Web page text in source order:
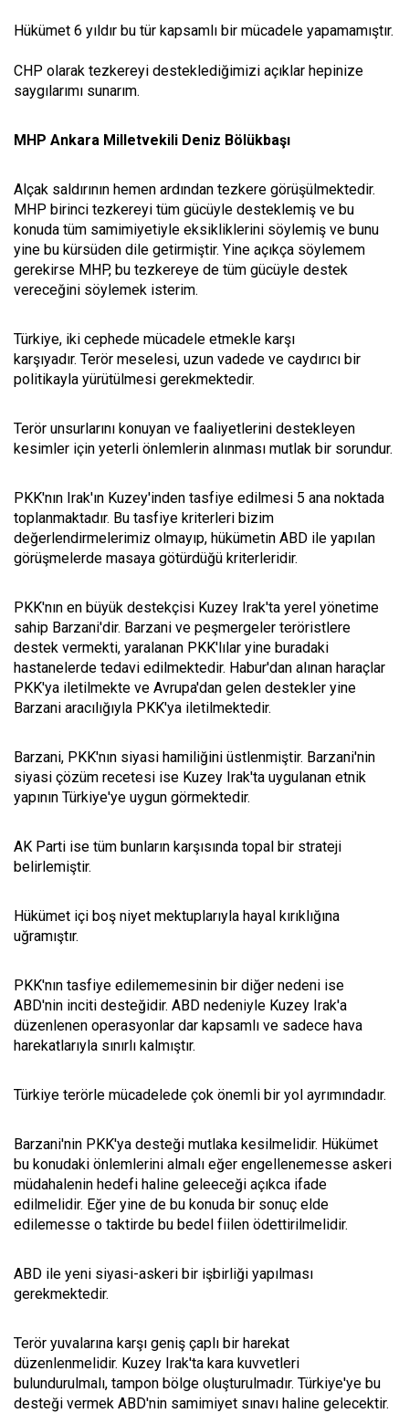
Hükümet 6 yıldır bu tür kapsamlı bir mücadele yapamamıştır.
CHP olarak tezkereyi desteklediğimizi açıklar hepinize
saygılarımı sunarım.
MHP Ankara Milletvekili Deniz Bölükbaşı
Alçak saldırının hemen ardından tezkere görüşülmektedir.
MHP birinci tezkereyi tüm gücüyle desteklemiş ve bu
konuda tüm samimiyetiyle eksikliklerini söylemiş ve bunu
yine bu kürsüden dile getirmiştir. Yine açıkça söylemem
gerekirse MHP, bu tezkereye de tüm gücüyle destek
vereceğini söylemek isterim.
Türkiye, iki cephede mücadele etmekle karşı
karşıyadır. Terör meselesi, uzun vadede ve caydırıcı bir
politikayla yürütülmesi gerekmektedir.
Terör unsurlarını konuyan ve faaliyetlerini destekleyen
kesimler için yeterli önlemlerin alınması mutlak bir sorundur.
PKK'nın Irak'ın Kuzey'inden tasfiye edilmesi 5 ana noktada
toplanmaktadır. Bu tasfiye kriterleri bizim
değerlendirmelerimiz olmayıp, hükümetin ABD ile yapılan
görüşmelerde masaya götürdüğü kriterleridir.
PKK'nın en büyük destekçisi Kuzey Irak'ta yerel yönetime
sahip Barzani'dir. Barzani ve peşmergeler teröristlere
destek vermekti, yaralanan PKK'lılar yine buradaki
hastanelerde tedavi edilmektedir. Habur'dan alınan haraçlar
PKK'ya iletilmekte ve Avrupa'dan gelen destekler yine
Barzani aracılığıyla PKK'ya iletilmektedir.
Barzani, PKK'nın siyasi hamiliğini üstlenmiştir. Barzani'nin
siyasi çözüm recetesi ise Kuzey Irak'ta uygulanan etnik
yapının Türkiye'ye uygun görmektedir.
AK Parti ise tüm bunların karşısında topal bir strateji
belirlemiştir.
Hükümet içi boş niyet mektuplarıyla hayal kırıklığına
uğramıştır.
PKK'nın tasfiye edilememesinin bir diğer nedeni ise
ABD'nin inciti desteğidir. ABD nedeniyle Kuzey Irak'a
düzenlenen operasyonlar dar kapsamlı ve sadece hava
harekatlarıyla sınırlı kalmıştır.
Türkiye terörle mücadelede çok önemli bir yol ayrımındadır.
Barzani'nin PKK'ya desteği mutlaka kesilmelidir. Hükümet
bu konudaki önlemlerini almalı eğer engellenemesse askeri
müdahalenin hedefi haline geleeceği açıkca ifade
edilmelidir. Eğer yine de bu konuda bir sonuç elde
edilemesse o taktirde bu bedel fiilen ödettirilmelidir.
ABD ile yeni siyasi-askeri bir işbirliği yapılması
gerekmektedir.
Terör yuvalarına karşı geniş çaplı bir harekat
düzenlenmelidir. Kuzey Irak'ta kara kuvvetleri
bulundurulmalı, tampon bölge oluşturulmadır. Türkiye'ye bu
desteği vermek ABD'nin samimiyet sınavı haline gelecektir.